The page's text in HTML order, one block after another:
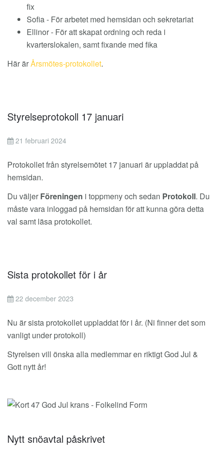
fix
Sofia - För arbetet med hemsidan och sekretariat
Ellinor - För att skapat ordning och reda i
kvarterslokalen, samt fixande med fika
Här ärÅrsmötes-protokollet.
Styrelseprotokoll 17 januari
21 februari 2024
Protokollet från styrelsemötet 17 januari är uppladdat på
hemsidan.
Du väljer Föreningen i toppmeny och sedan Protokoll. Du
måste vara inloggad på hemsidan för att kunna göra detta
val samt läsa protokollet.
Sista protokollet för i år
22 december 2023
Nu är sista protokollet uppladdat för i år. (Ni finner det som
vanligt under protokoll)
Styrelsen vill önska alla medlemmar en riktigt God Jul &
Gott nytt år!
Nytt snöavtal påskrivet